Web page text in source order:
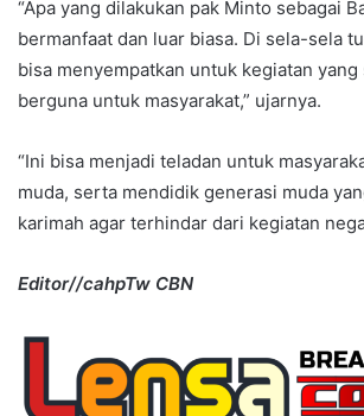
“Apa yang dilakukan pak Minto sebagai
bermanfaat dan luar biasa. Di sela-sela
bisa menyempatkan untuk kegiatan
berguna untuk masyarakat,” ujarnya.
“Ini bisa menjadi teladan untuk
muda, serta mendidik generasi muda
karimah agar terhindar dari kegiatan
Editor//cahpTw CBN